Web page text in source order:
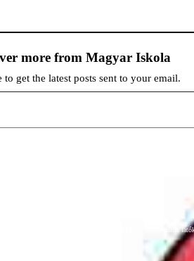
more from Magyar Iskola
to get the latest posts sent to your email.
előfordulhat, hogy az idetévedő kiskorú felhasználók